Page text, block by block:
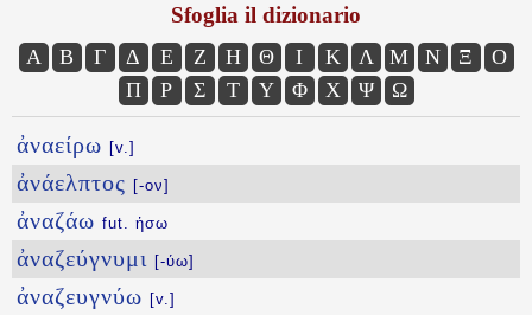
Sfoglia il dizionario
Α Β Γ Δ Ε Ζ Η Θ Ι Κ Λ Μ Ν Ξ
Ο
Π
Ρ Σ Τ Υ Φ Χ Ψ Ω
ἀναείρω [v.]
ἀνάελπτος [-ον]
ἀναζάω fut. ἡσω
ἀναζεύγνυμι [-ύω]
ἀναζευγνύω [v.]